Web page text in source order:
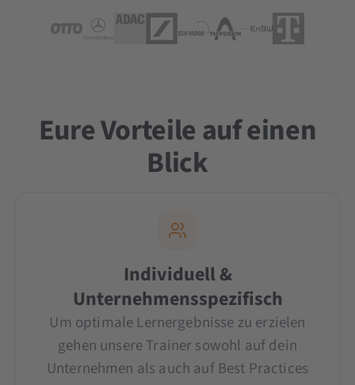
Eure Vorteile auf einen
Blick
Individuell &
Unternehmensspezifisch
Um optimale Lernergebnisse zu erzielen
gehen unsere Trainer sowohl auf dein
Unternehmen als auch auf Best Practices